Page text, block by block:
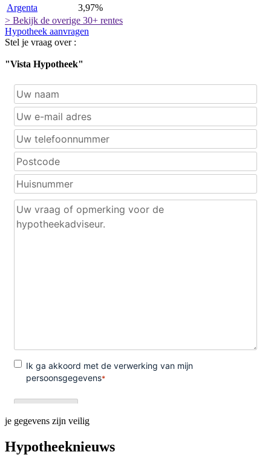
Argenta
3,97%
> Bekijk de overige 30+ rentes
Hypotheek aanvragen
Stel je vraag over :
"Vista Hypotheek"
je gegevens zijn veilig
Hypotheeknieuws